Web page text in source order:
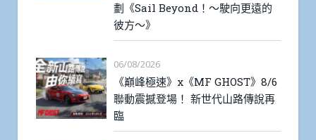
劃《Sail Beyond！～駛向更遠的
彼方～》
06/08/2026
《巔峰極速》x《MF GHOST》8/6
聯動震撼登場！ 新世代山路傳說再
臨